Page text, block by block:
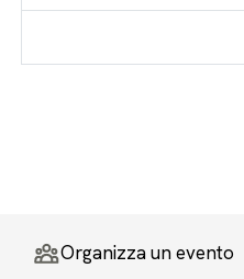
Organizza un evento